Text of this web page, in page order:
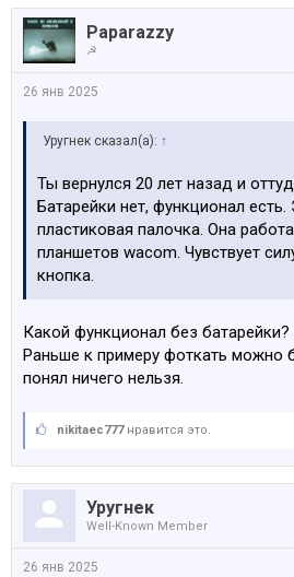
Paparazzy
☭
26 янв 2025
Уругнек сказал(а): ↑
Ты вернулся 20 лет назад и
Батарейки нет, функционал есть.
пластиковая палочка. Она
планшетов wacom. Чувствует
кнопка.
Какой функционал без
Раньше к примеру фоткать можно
понял ничего нельзя.
nikitaec777нравится это.
Уругнек
Well-Known Member
26 янв 2025